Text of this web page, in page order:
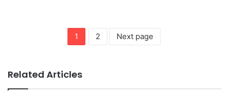
1 2 Next page
Related Articles